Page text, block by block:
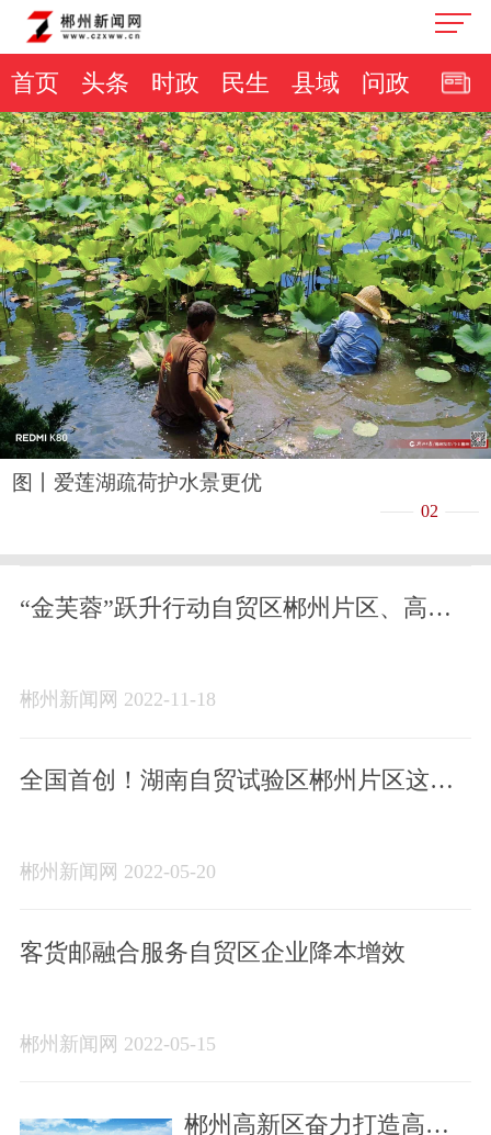
首页 头条 时政 民生 县域 问政
图丨爱莲湖疏荷护水景更优
02
“金芙蓉”跃升行动自贸区郴州片区、高新
郴州新闻网 2022-11-18
全国首创！湖南自贸试验区郴州片区这一
郴州新闻网 2022-05-20
客货邮融合服务自贸区企业降本增效
郴州新闻网 2022-05-15
郴州高新区奋力打造高质